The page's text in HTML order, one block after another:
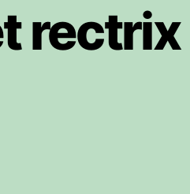
rectrix